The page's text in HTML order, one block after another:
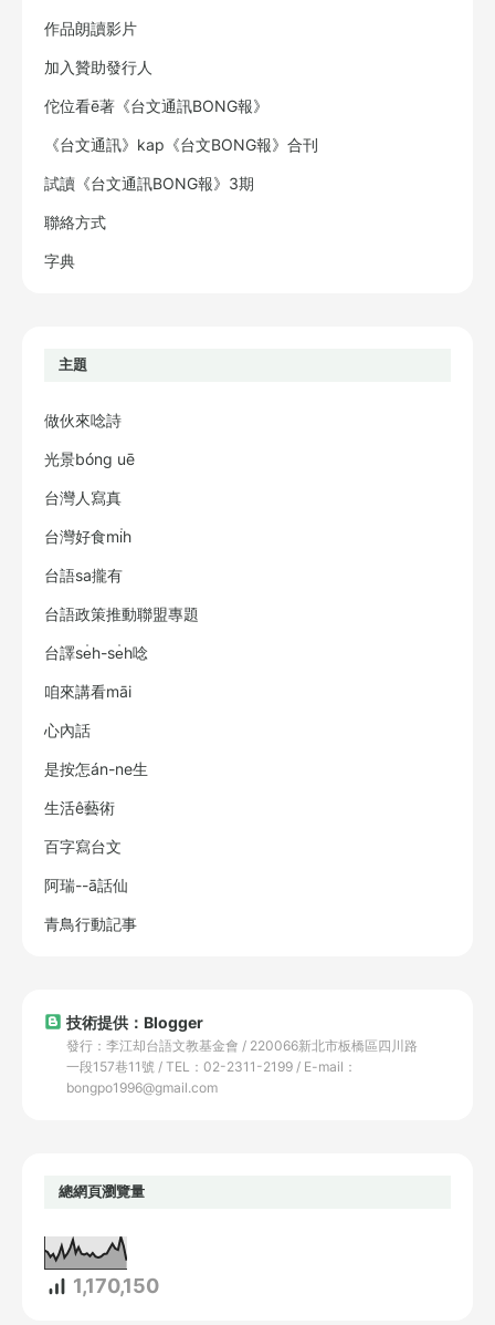
作品朗讀影片
加入贊助發行人
佗位看ē著《台文通訊BONG報》
《台文通訊》kap《台文BONG報》合刊
試讀《台文通訊BONG報》3期
聯絡方式
字典
主題
做伙來唸詩
光景bóng uē
台灣人寫真
台灣好食mi̍h
台語sa攏有
台語政策推動聯盟專題
台譯se̍h-se̍h唸
咱來講看māi
心內話
是按怎án-ne生
生活ê藝術
百字寫台文
阿瑞--ā話仙
青鳥行動記事
技術提供：Blogger
發行：李江却台語文教基金會 / 220066新北市板橋區四川路
一段157巷11號 / TEL：02-2311-2199 / E-mail：
bongpo1996@gmail.com
總網頁瀏覽量
1,170,150